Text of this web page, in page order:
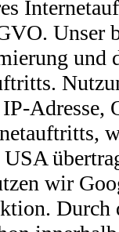
Unser
und
Adresse,
wir
Durch